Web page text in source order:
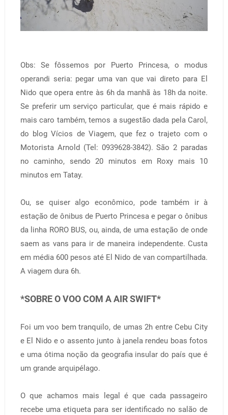
Obs: Se fôssemos por Puerto Princesa, o modus
operandi seria: pegar uma van que vai direto para El
Nido que opera entre às 6h da manhã às 18h da noite.
Se preferir um serviço particular, que é mais rápido e
mais caro também, temos a sugestão dada pela Carol,
do blog Vícios de Viagem, que fez o trajeto com o
Motorista Arnold (Tel: 0939628-3842). São 2 paradas
no caminho, sendo 20 minutos em Roxy mais 10
minutos em Tatay.
Ou, se quiser algo econômico, pode também ir à
estação de ônibus de Puerto Princesa e pegar o ônibus
da linha RORO BUS, ou, ainda, de uma estação de onde
saem as vans para ir de maneira independente. Custa
em média 600 pesos até El Nido de van compartilhada.
A viagem dura 6h.
*SOBRE O VOO COM A AIR SWIFT*
Foi um voo bem tranquilo, de umas 2h entre Cebu City
e El Nido e o assento junto à janela rendeu boas fotos
e uma ótima noção da geografia insular do país que é
um grande arquipélago.
O que achamos mais legal é que cada passageiro
recebe uma etiqueta para ser identificado no salão de